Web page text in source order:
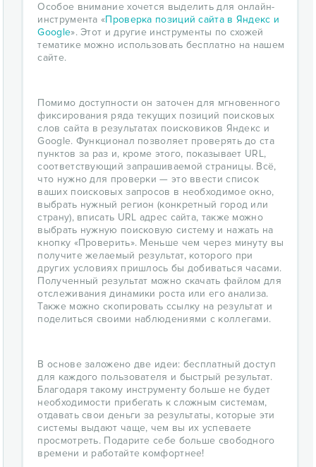
Особое внимание хочется выделить для онлайн-
инструмента «Проверка позиций сайта в Яндекс и
Google». Этот и другие инструменты по схожей
тематике можно использовать бесплатно на нашем
сайте.
Помимо доступности он заточен для мгновенного
фиксирования ряда текущих позиций поисковых
слов сайта в результатах поисковиков Яндекс и
Google. Функционал позволяет проверять до ста
пунктов за раз и, кроме этого, показывает URL,
соответствующий запрашиваемой страницы. Всё,
что нужно для проверки — это ввести список
ваших поисковых запросов в необходимое окно,
выбрать нужный регион (конкретный город или
страну), вписать URL адрес сайта, также можно
выбрать нужную поисковую систему и нажать на
кнопку «Проверить». Меньше чем через минуту вы
получите желаемый результат, которого при
других условиях пришлось бы добиваться часами.
Полученный результат можно скачать файлом для
отслеживания динамики роста или его анализа.
Также можно скопировать ссылку на результат и
поделиться своими наблюдениями с коллегами.
В основе заложено две идеи: бесплатный доступ
для каждого пользователя и быстрый результат.
Благодаря такому инструменту больше не будет
необходимости прибегать к сложным системам,
отдавать свои деньги за результаты, которые эти
системы выдают чаще, чем вы их успеваете
просмотреть. Подарите себе больше свободного
времени и работайте комфортнее!